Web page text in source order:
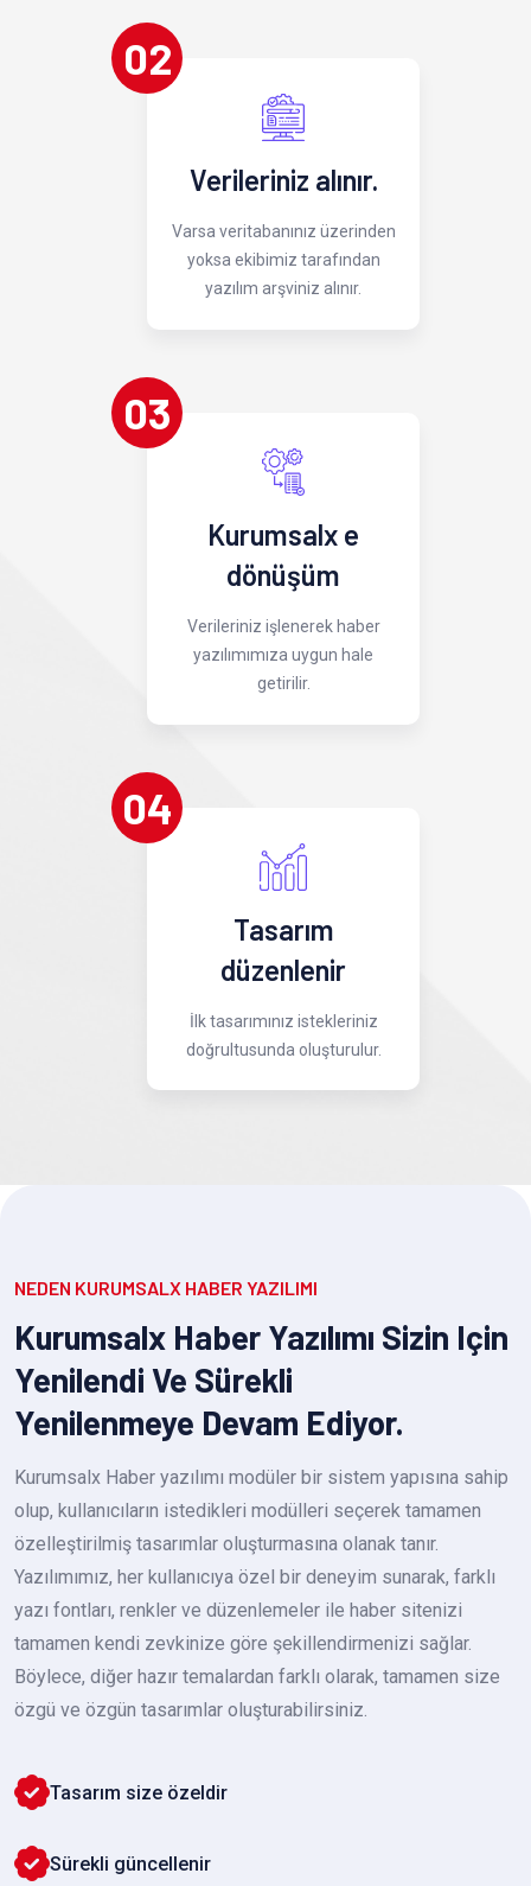
02
Verileriniz alınır.
Varsa veritabanınız üzerinden
yoksa ekibimiz tarafından
yazılım arşviniz alınır.
03
Kurumsalx e
dönüşüm
Verileriniz işlenerek haber
yazılımımıza uygun hale
getirilir.
04
Tasarım
düzenlenir
İlk tasarımınız istekleriniz
doğrultusunda oluşturulur.
NEDEN KURUMSALX HABER YAZILIMI
Kurumsalx Haber Yazılımı Sizin Için
Yenilendi Ve Sürekli
Yenilenmeye Devam Ediyor.
Kurumsalx Haber yazılımı modüler bir sistem yapısına sahip
olup, kullanıcıların istedikleri modülleri seçerek tamamen
özelleştirilmiş tasarımlar oluşturmasına olanak tanır.
Yazılımımız, her kullanıcıya özel bir deneyim sunarak, farklı
yazı fontları, renkler ve düzenlemeler ile haber sitenizi
tamamen kendi zevkinize göre şekillendirmenizi sağlar.
Böylece, diğer hazır temalardan farklı olarak, tamamen size
özgü ve özgün tasarımlar oluşturabilirsiniz.
Tasarım size özeldir
Sürekli güncellenir